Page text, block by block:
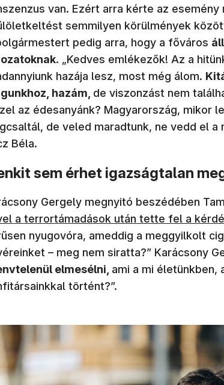
van. Ezért arra kérte az
semmilyen körülmények
pedig arra, hogy a főváros
. „Kedves emlékezők! Az a
hazája lesz, most még álom.
hazám, de viszonzást nem
az édesanyánk? Magyarország, mikor
de veled maradtunk, ne vedd el a
Béla.
sem érhet igazságtalan
Gergely megnyitó beszédében
a terrortámadások után tette fel a
nyugovóra, ameddig a meggyilkolt
– meg nem siratta?” Karácsony
elmesélni, ami a mi életünkben,
történt?”.